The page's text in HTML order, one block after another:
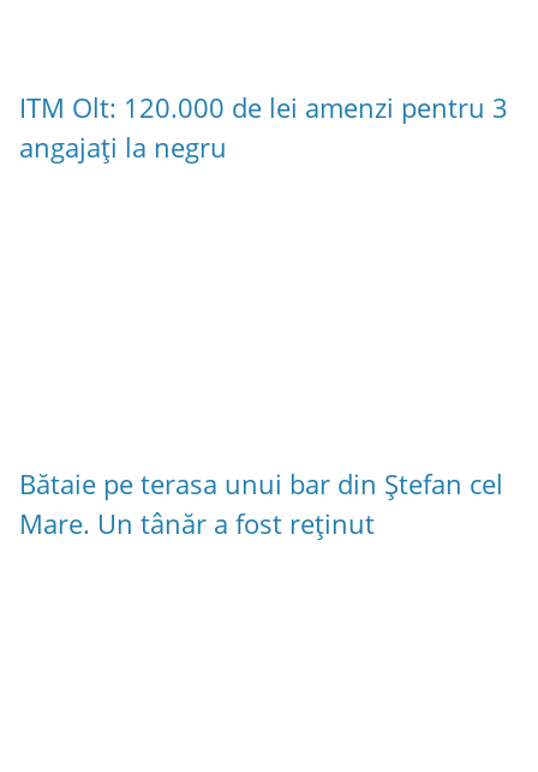
ITM Olt: 120.000 de lei amenzi pentru 3
angajați la negru
Bătaie pe terasa unui bar din Ștefan cel
Mare. Un tânăr a fost reținut